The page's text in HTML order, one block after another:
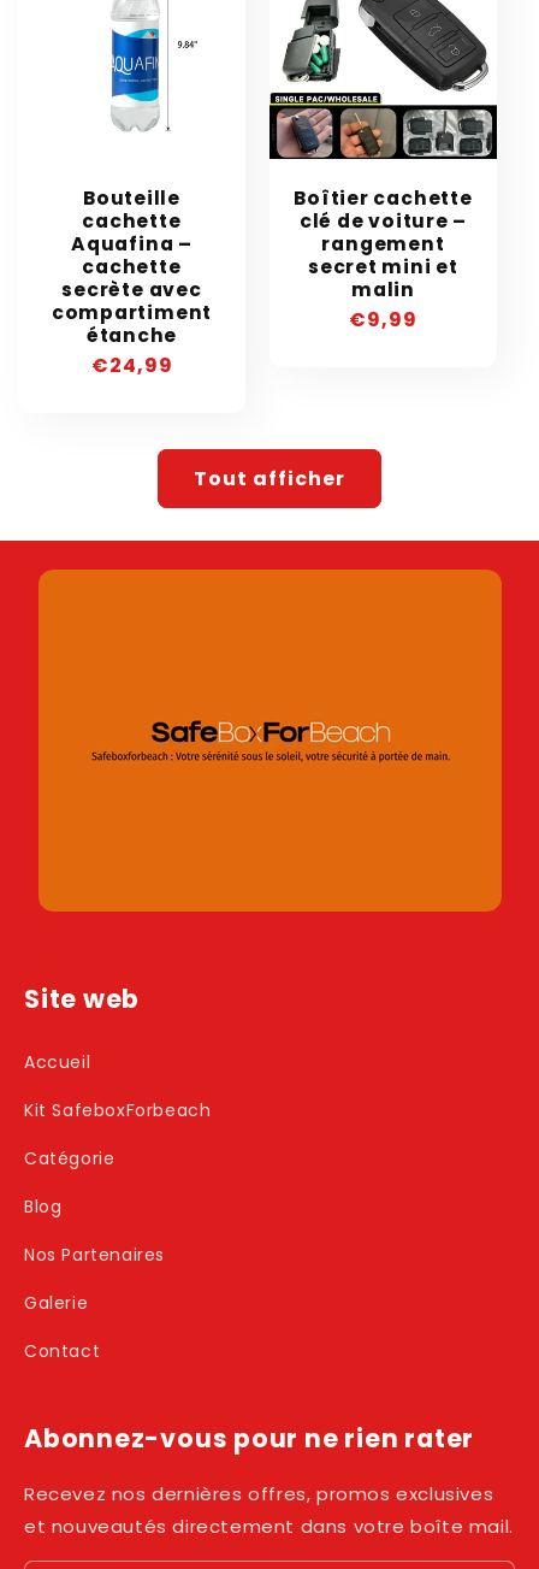
Bouteille
cachette
Aquafina –
cachette
secrète avec
compartiment
étanche
Prix
€24,99
Boîtier cachette
clé de voiture –
rangement
secret mini et
malin
Prix
€9,99
Tout afficher
Site web
Accueil
Kit SafeboxForbeach
Catégorie
Blog
Nos Partenaires
Galerie
Contact
Abonnez-vous pour ne rien rater
Recevez nos dernières offres, promos exclusives
et nouveautés directement dans votre boîte mail.